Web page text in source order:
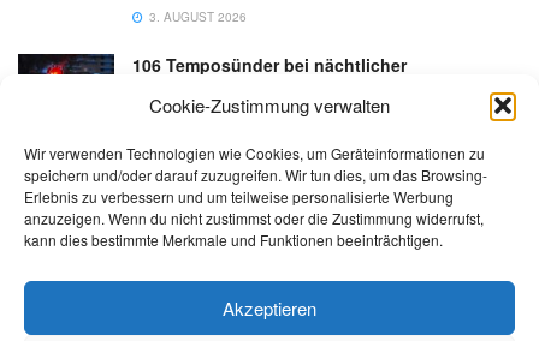
Cookie-Zustimmung verwalten
Wir verwenden Technologien wie Cookies, um Geräteinformationen zu
speichern und/oder darauf zuzugreifen. Wir tun dies, um das Browsing-
Erlebnis zu verbessern und um teilweise personalisierte Werbung
anzuzeigen. Wenn du nicht zustimmst oder die Zustimmung widerrufst,
kann dies bestimmte Merkmale und Funktionen beeinträchtigen.
Akzeptieren
3. AUGUST 2026
106 Temposünder bei nächtlicher